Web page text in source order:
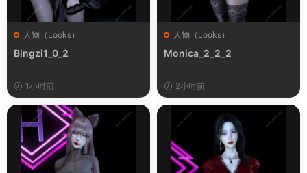
人物（Looks）
Bingzi1_0_2
1小时前
人物（Looks）
Monica_2_2_2
2小时前